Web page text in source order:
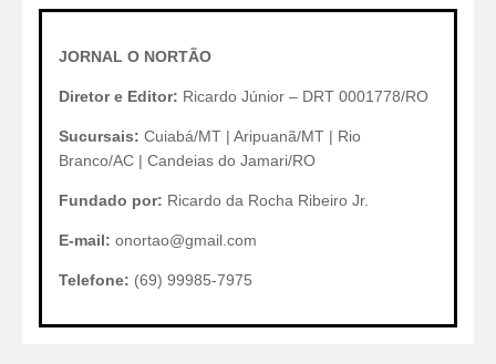
JORNAL O NORTÃO
Diretor e Editor: Ricardo Júnior – DRT 0001778/RO
Sucursais: Cuiabá/MT | Aripuanã/MT | Rio
Branco/AC | Candeias do Jamari/RO
Fundado por: Ricardo da Rocha Ribeiro Jr.
E-mail: onortao@gmail.com
Telefone: (69) 99985-7975